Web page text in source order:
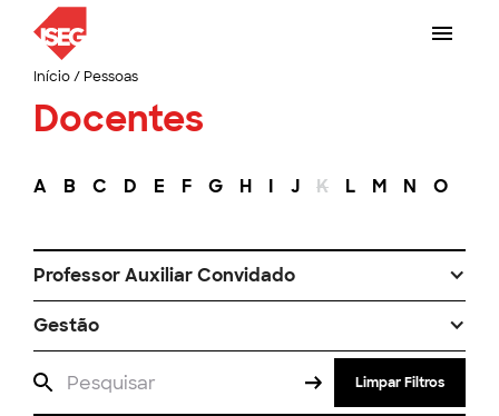
Início/ Pessoas
Docentes
A B C D E F G H I J K L M N O
Professor Auxiliar Convidado
Gestão
Limpar Filtros